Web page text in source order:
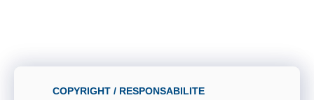
COPYRIGHT / RESPONSABILITE